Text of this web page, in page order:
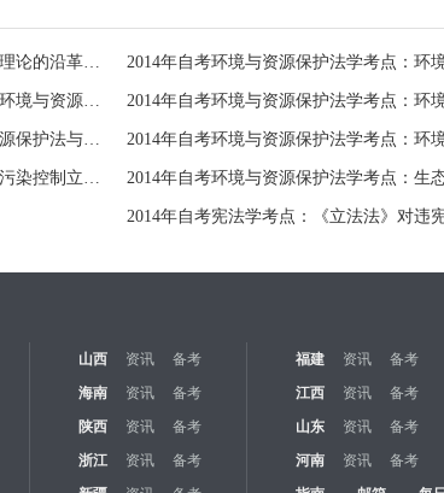
2014年自考环境与资源保护法学考点：环境权益理论的沿革与发展
2014年自考环境与资源保护法学考点：宪法中的环境与资源保护法律规范
2014年自考环境与资源保护法学考点：环境与资源保护法与宪法、行政法
2014年自考环境与资源保护法学考点：城市环境污染控制立法时期 2014年自考环境与资源保护法学考点：生
2014年自考宪法学考点：《立法法》对违
山西 资讯 备考 福建 资讯 备考
海南 资讯 备考 江西 资讯 备考
陕西 资讯 备考 山东 资讯 备考
浙江 资讯 备考 河南 资讯 备考